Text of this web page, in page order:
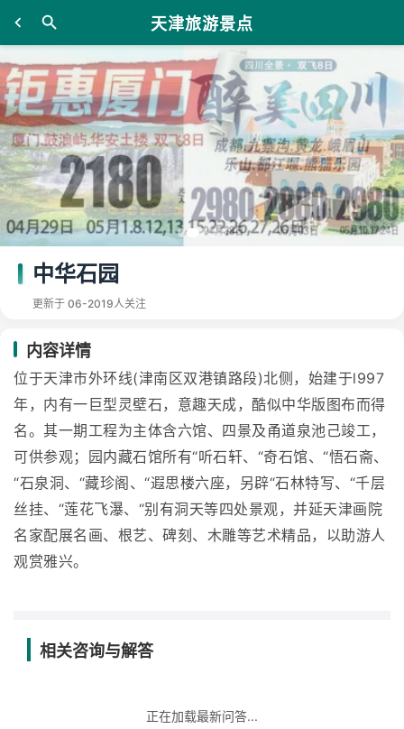
天津旅游景点
中华石园
更新于 06-2019人关注
内容详情
位于天津市外环线(津南区双港镇路段)北侧，始建于l997
年，内有一巨型灵壁石，意趣天成，酷似中华版图布而得
名。其一期工程为主体含六馆、四景及甬道泉池己竣工，
可供参观；园内藏石馆所有“听石轩、“奇石馆、“悟石斋、
“石泉洞、“藏珍阁、“遐思楼六座，另辟“石林特写、“千层
丝挂、“莲花飞瀑、“别有洞天等四处景观，并延天津画院
名家配展名画、根艺、碑刻、木雕等艺术精品，以助游人
观赏雅兴。
相关咨询与解答
正在加载最新问答...